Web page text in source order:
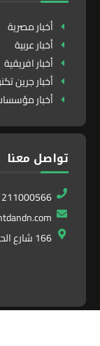
أخبار مصرية
أخبار عربية
أخبار افريقية
أخبار جرين
أخبار
تواصل معنا
166 شارع الحجاز المطار ، النزهة ، القاهرة ، مصر